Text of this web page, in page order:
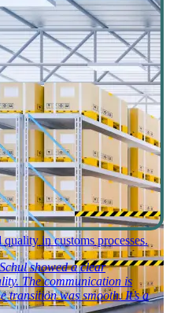
in customs processes.
showed a clear
The communication is
transition was smooth. It’s a